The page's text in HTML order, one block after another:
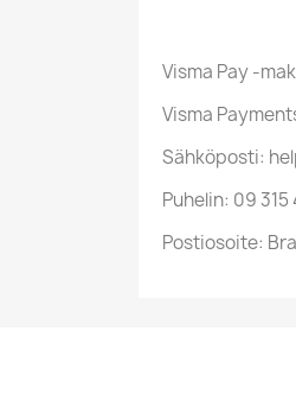
Visma Pay -
Visma
Sähköposti:
Puhelin: 09
Postiosoite: